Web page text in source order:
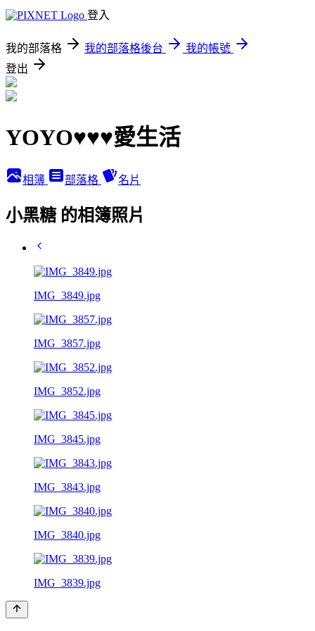
登入
我的部落格 我的部落格後台
我的帳號
登出
YOYO♥♥♥愛生活
相簿 部落格 名片
小黑糖 的相簿照片
IMG_3849.jpg
IMG_3857.jpg
IMG_3852.jpg
IMG_3845.jpg
IMG_3843.jpg
IMG_3840.jpg
IMG_3839.jpg